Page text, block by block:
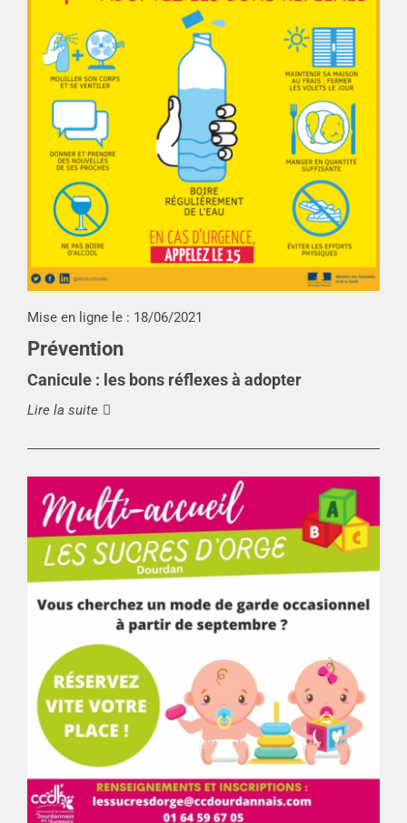
Mise en ligne le : 18/06/2021
Prévention
Canicule : les bons réflexes à adopter
Lire la suite